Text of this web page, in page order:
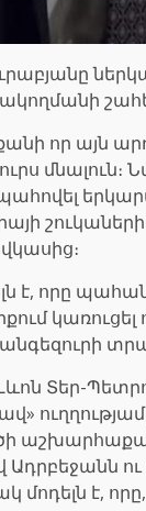
որ այն
է, որը
Տեր-
մոդելն է,